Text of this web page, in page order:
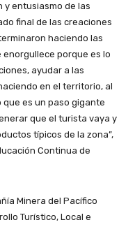
y entusiasmo de las
final de las creaciones
haciendo las
enorgullece porque es lo
ayudar a las
en el territorio, al
es un paso gigante
que el turista vaya y
típicos de la zona”,
Continua de
Minera del Pacífico
Turístico, Local e